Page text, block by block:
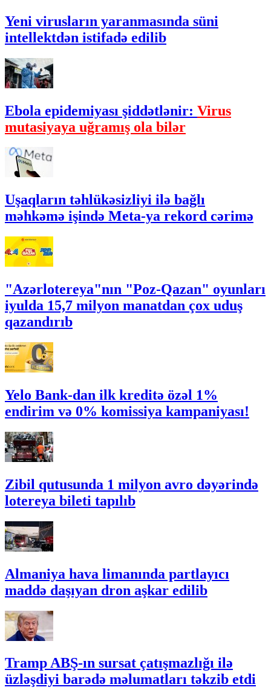
Yeni virusların yaranmasında süni
intellektdən istifadə edilib
Ebola epidemiyası şiddətlənir: Virus
mutasiyaya uğramış ola bilər
Uşaqların təhlükəsizliyi ilə bağlı
məhkəmə işində Meta-ya rekord cərimə
"Azərlotereya"nın "Poz-Qazan" oyunları
iyulda 15,7 milyon manatdan çox uduş
qazandırıb
Yelo Bank-dan ilk kreditə özəl 1%
endirim və 0% komissiya kampaniyası!
Zibil qutusunda 1 milyon avro dəyərində
lotereya bileti tapılıb
Almaniya hava limanında partlayıcı
maddə daşıyan dron aşkar edilib
Tramp ABŞ-ın sursat çatışmazlığı ilə
üzləşdiyi barədə məlumatları təkzib etdi